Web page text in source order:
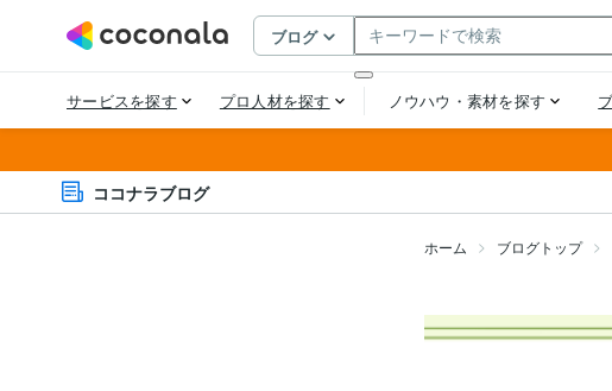
ココナラブログ
ホーム ブログトップ